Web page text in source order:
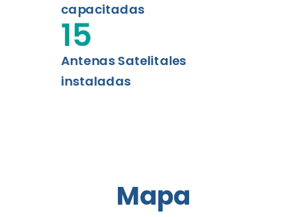
capacitadas
Antenas Satelitales
instaladas
15
Mapa